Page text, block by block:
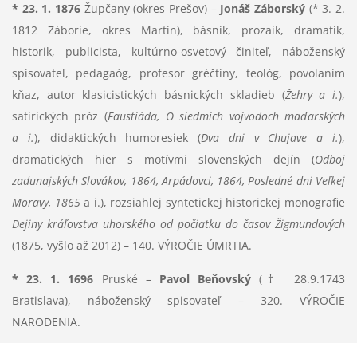
* 23. 1. 1876 Župčany (okres Prešov) – Jonáš Záborský (* 3. 2.
1812 Záborie, okres Martin), básnik, prozaik, dramatik,
historik, publicista, kultúrno-osvetový činiteľ, náboženský
spisovateľ, pedagaóg, profesor gréčtiny, teológ, povolaním
kňaz, autor klasicistických básnických skladieb (Žehry a i.),
satirických próz (Faustiáda, O siedmich vojvodoch maďarských
a i.), didaktických humoresiek (Dva dni v Chujave a i.),
dramatických hier s motívmi slovenských dejín (Odboj
zadunajských Slovákov, 1864, Arpádovci, 1864, Posledné dni Veľkej
Moravy, 1865a i.), rozsiahlej syntetickej historickej monografie
Dejiny kráľovstva uhorského od počiatku do časov Žigmundových
(1875, vyšlo až 2012) – 140. VÝROČIE ÚMRTIA.
* 23. 1. 1696 Pruské – Pavol Beňovský († 28.9.1743
Bratislava), náboženský spisovateľ – 320. VÝROČIE
NARODENIA.